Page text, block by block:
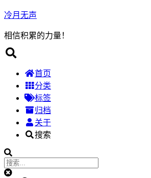
冷月无声
相信积累的力量！
首页
分类
标签
归档
关于
搜索